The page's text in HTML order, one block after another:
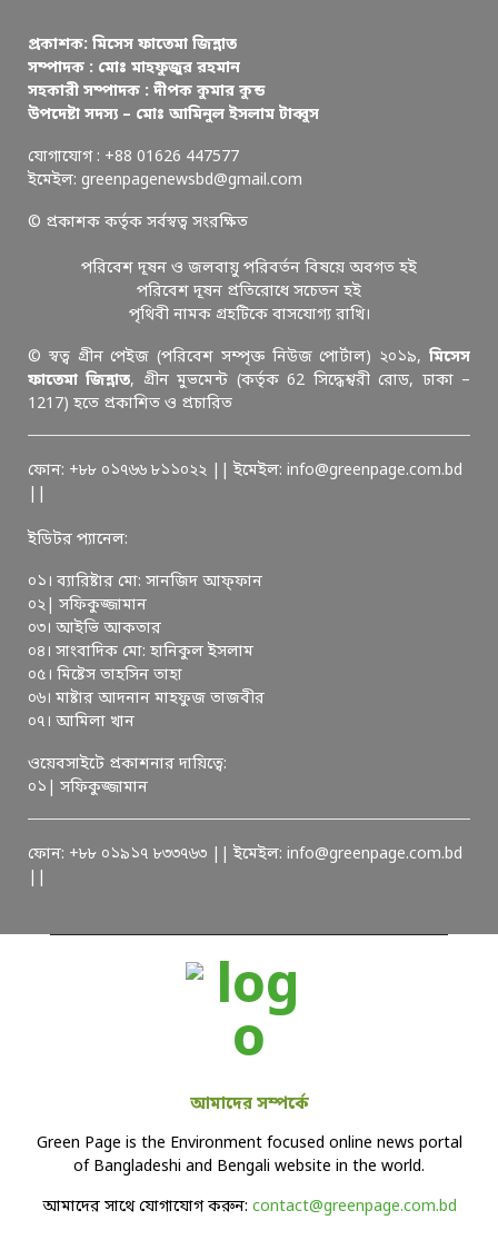
প্রকাশক: মিসেস ফাতেমা জিন্নাত
সম্পাদক : মোঃ মাহফুজুর রহমান
সহকারী সম্পাদক : দীপক কুমার কুন্ড
উপদেষ্টা সদস্য – মোঃ আমিনুল ইসলাম টাব্বুস
যোগাযোগ : +88 01626 447577
ইমেইল: greenpagenewsbd@gmail.com
© প্রকাশক কর্তৃক সর্বস্বত্ব সংরক্ষিত
পরিবেশ দূষন ও জলবায়ু পরিবর্তন বিষয়ে অবগত হই
পরিবেশ দূষন প্রতিরোধে সচেতন হই
পৃথিবী নামক গ্রহটিকে বাসযোগ্য রাখি।
© স্বত্ব গ্রীন পেইজ (পরিবেশ সম্পৃক্ত নিউজ পোর্টাল) ২০১৯, মিসেস
ফাতেমা জিন্নাত, গ্রীন মুভমেন্ট (কর্তৃক 62 সিদ্ধেশ্বরী রোড, ঢাকা –
1217) হতে প্রকাশিত ও প্রচারিত
ফোন: +৮৮ ০১৭৬৬ ৮১১০২২ || ইমেইল: info@greenpage.com.bd
ইডিটর প্যানেল:
০১। ব্যারিষ্টার মো: সানজিদ আফ্ফান
০২| সফিকুজ্জামান
০৩। আইভি আকতার
০৪। সাংবাদিক মো: হানিকুল ইসলাম
০৫। মিষ্টেস তাহসিন তাহা
০৬। মাষ্টার আদনান মাহফুজ তাজবীর
০৭। আমিলা খান
ওয়েবসাইটে প্রকাশনার দায়িত্বে:
০১| সফিকুজ্জামান
ফোন: +৮৮ ০১৯১৭ ৮৩৩৭৬৩ || ইমেইল: info@greenpage.com.bd
আমাদের সম্পর্কে
Green Page is the Environment focused online news portal
of Bangladeshi and Bengali website in the world.
আমাদের সাথে যোগাযোগ করুন: contact@greenpage.com.bd